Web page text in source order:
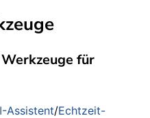
für
Assistent/Echtzeit-